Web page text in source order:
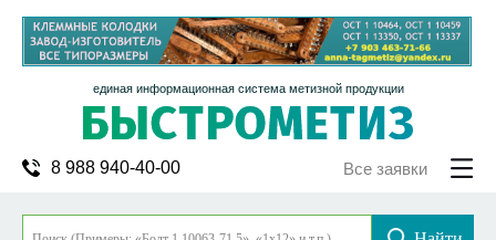
единая информационная система метизной продукции
8 988 940-40-00 Все заявки